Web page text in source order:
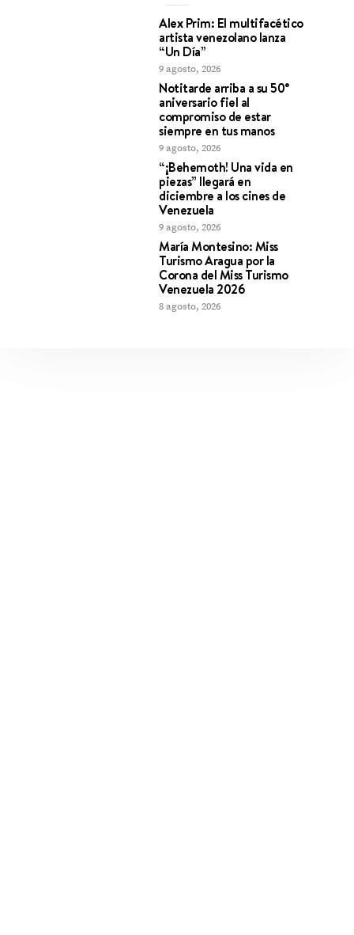
Alex Prim: El multifacético
artista venezolano lanza
“Un Día”
9 agosto, 2026
Notitarde arriba a su 50°
aniversario fiel al
compromiso de estar
siempre en tus manos
9 agosto, 2026
“¡Behemoth! Una vida en
piezas” llegará en
diciembre a los cines de
Venezuela
9 agosto, 2026
María Montesino: Miss
Turismo Aragua por la
Corona del Miss Turismo
Venezuela 2026
8 agosto, 2026